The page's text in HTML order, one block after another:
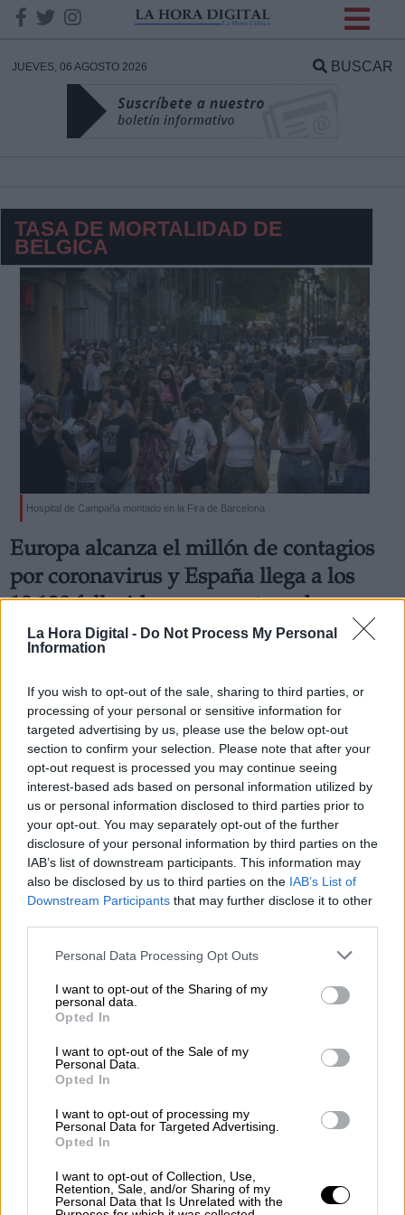
La Hora Digital - Do Not Process My Personal
Information
If you wish to opt-out of the sale, sharing to third parties, or
processing of your personal or sensitive information for
targeted advertising by us, please use the below opt-out
section to confirm your selection. Please note that after your
opt-out request is processed you may continue seeing
interest-based ads based on personal information utilized by
us or personal information disclosed to third parties prior to
your opt-out. You may separately opt-out of the further
disclosure of your personal information by third parties on the
IAB’s list of downstream participants. This information may
also be disclosed by us to third parties on the IAB’s List of
Downstream Participants that may further disclose it to other
Personal Data Processing Opt Outs
I want to opt-out of the Sharing of my
personal data.
Opted In
I want to opt-out of the Sale of my
Personal Data.
Opted In
I want to opt-out of processing my
Personal Data for Targeted Advertising.
Opted In
I want to opt-out of Collection, Use,
Retention, Sale, and/or Sharing of my
Personal Data that Is Unrelated with the
JUEVES, 06 AGOSTO 2026 BUSCAR
TASA DE MORTALIDAD DE
BELGICA
Hospital de Campaña montado en la Fira de Barcelona
Europa alcanza el millón de contagios
por coronavirus y España llega a los
19.130 fallecidos con una tasa de
mortalidad similar a la de Italia y
19.130 y el número de casos contagiados a los
182.816, las altas son de 3. 947 en un día, con un total
de 74.797 personas curadas en apenas un mes.
PorLa Hora Digital
Más artículos de este autor
jueves, 16 de abril de 2020
OPINIONES DIVERSAS
¿La ciudadanía de Occidente es
guerra mundial?
Suelta y confía
María Comesaña
Votantes y votados
Por Juan Manuel Beltrán
DATOS
Responsable:
Datos tratados:
Destinatarios:
link
Información adicional